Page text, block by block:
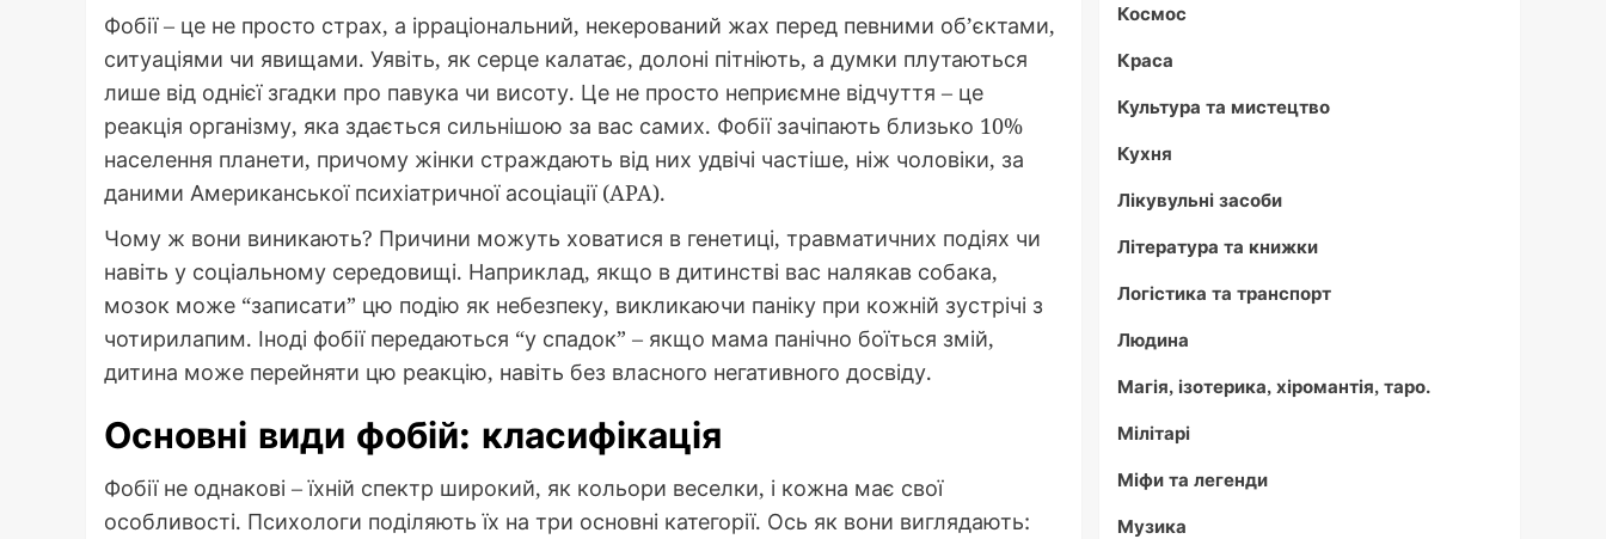
Фобії – це не просто страх, а ірраціональний, некерований жах перед певними об’єктами,
ситуаціями чи явищами. Уявіть, як серце калатає, долоні пітніють, а думки плутаються
лише від однієї згадки про павука чи висоту. Це не просто неприємне відчуття – це
реакція організму, яка здається сильнішою за вас самих. Фобії зачіпають близько 10%
населення планети, причому жінки страждають від них удвічі частіше, ніж чоловіки, за
даними Американської психіатричної асоціації (APA).
Чому ж вони виникають? Причини можуть ховатися в генетиці, травматичних подіях чи
навіть у соціальному середовищі. Наприклад, якщо в дитинстві вас налякав собака,
мозок може “записати” цю подію як небезпеку, викликаючи паніку при кожній зустрічі з
чотирилапим. Іноді фобії передаються “у спадок” – якщо мама панічно боїться змій,
дитина може перейняти цю реакцію, навіть без власного негативного досвіду.
Основні види фобій: класифікація
Фобії не однакові – їхній спектр широкий, як кольори веселки, і кожна має свої
особливості. Психологи поділяють їх на три основні категорії. Ось як вони виглядають:
Космос
Краса
Культура та мистецтво
Кухня
Лікувульні засоби
Література та книжки
Логістика та транспорт
Людина
Магія, ізотерика, хіромантія, таро.
Мілітарі
Міфи та легенди
Музика